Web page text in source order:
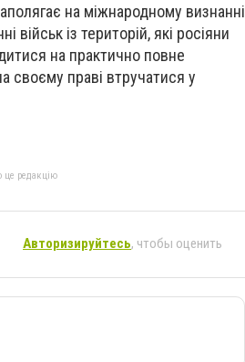
на міжнародному визнанні
із територій, які росіяни
на практично повне
своєму праві втручатися у
це редакцію
Авторизируйтесь, чтобы оценить